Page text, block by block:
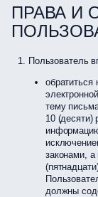
ПРАВА И
Пользователь
тему
10 (десяти)
законами,
должны